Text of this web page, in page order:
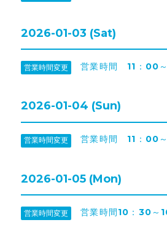
2026-01-03 (Sat)
営業時間変更 営業時間 11：00
2026-01-04 (Sun)
営業時間変更 営業時間 11：00
2026-01-05 (Mon)
営業時間変更 営業時間10：30～